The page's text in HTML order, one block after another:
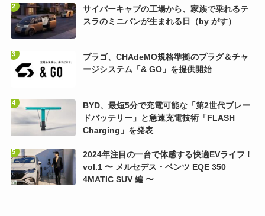
サイバーキャブの工場から、家族で乗れるテ
スラのミニバンが生まれる日（by がす）
プラゴ、CHAdeMO規格準拠のプラグ＆チャ
ージシステム「& GO」を提供開始
BYD、最短5分で充電可能な「第2世代ブレー
ドバッテリー」と急速充電技術「FLASH
Charging」を発表
2024年注目の一台で体感する快適EVライフ !
vol.1 〜 メルセデス・ベンツ EQE 350
4MATIC SUV 編 〜